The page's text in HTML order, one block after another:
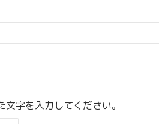
文字を入力してください。